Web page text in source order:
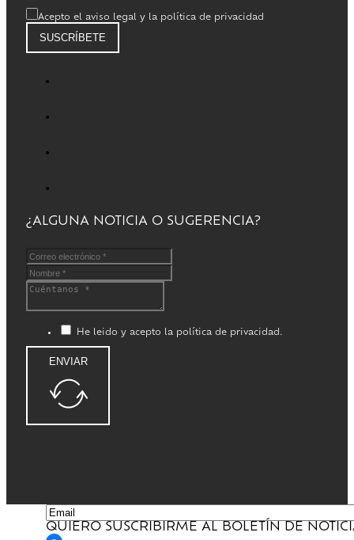
Acepto el aviso legal y la política de privacidad
SUSCRÍBETE
¿ALGUNA NOTICIA O SUGERENCIA?
He leido y acepto la política de privacidad.
ENVIAR
QUIERO SUSCRIBIRME AL BOLETÍN DE